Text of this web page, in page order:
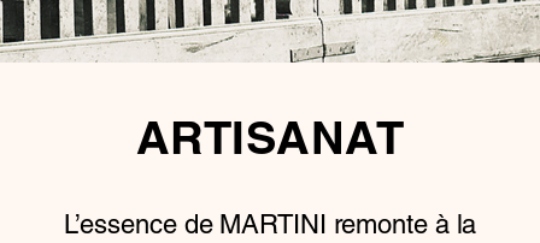
ARTISANAT
L’essence de MARTINI remonte à la